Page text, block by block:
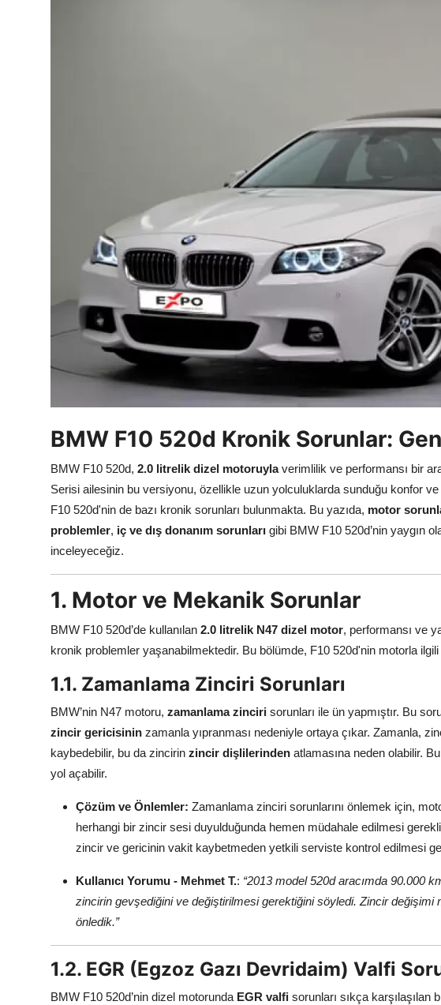
Klima & Konfor
Şanzıman & Aktarma
Multimedya & Elektronik
BMW F10 520d Kronik Sorunlar:
BMW F10 520d, 2.0 litrelik dizel motoruylaverimlilik ve performansı bir
Serisi ailesinin bu versiyonu, özellikle uzun yolculuklarda sunduğu konfor
F10 520d'nin de bazı kronik sorunları bulunmakta. Bu yazıda, motor
problemler, iç ve dış donanım sorunları gibi BMW F10 520d’nin yaygın
inceleyeceğiz.
1. Motor ve Mekanik Sorunlar
BMW F10 520d’de kullanılan 2.0 litrelik N47 dizel motor, performansı ve
kronik problemler yaşanabilmektedir. Bu bölümde, F10 520d'nin motorla ilgili
1.1. Zamanlama Zinciri Sorunları
BMW’nin N47 motoru, zamanlama zinciri sorunları ile ün yapmıştır. Bu
zincir gericisinin zamanla yıpranması nedeniyle ortaya çıkar. Zamanla,
kaybedebilir, bu da zincirin zincir dişlilerinden atlamasına neden olabilir.
yol açabilir.
Çözüm ve Önlemler: Zamanlama zinciri sorunlarını önlemek için,
herhangi bir zincir sesi duyulduğunda hemen müdahale edilmesi
zincir ve gericinin vakit kaybetmeden yetkili serviste kontrol edilmesi
Kullanıcı Yorumu - Mehmet T.: “2013 model 520d aracımda 90.000
zincirin gevşediğini ve değiştirilmesi gerektiğini söyledi. Zincir
önledik.”
1.2. EGR (Egzoz Gazı Devridaim) Valfi
BMW F10 520d’nin dizel motorunda EGR valfi sorunları sıkça karşılaşılan